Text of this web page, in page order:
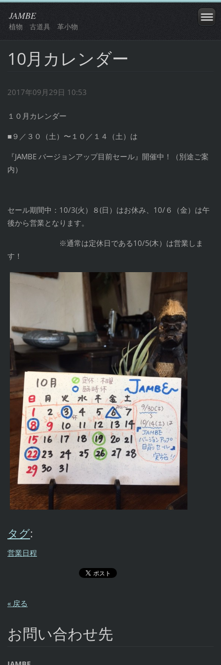
JAMBE
植物 古道具 革小物
10月カレンダー
2017年09月29日 10:53
１０月カレンダー
■９／３０（土）〜１０／１４（土）は
『JAMBE バージョンアップ目前セール』開催中！（別途ご案
内）
セール期間中：10/3(火）８(日）はお休み、10/６（金）は午
後から営業となります。
※通常は定休日である10/5(木）は営業しま
す！
タグ:
営業日程
« 戻る
お問い合わせ先